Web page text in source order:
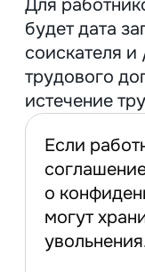
Правильно и
данные.
обработки и
и не используйте
срока. Не
идея хранить «на
закона.
Обучайте
тренинги и курсы
касается всех, кто
менеджеров отдела
специалистов, IT-
бухгалтеров и